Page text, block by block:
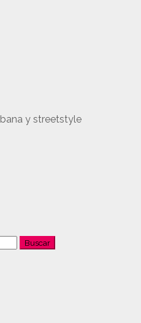
y streetstyle